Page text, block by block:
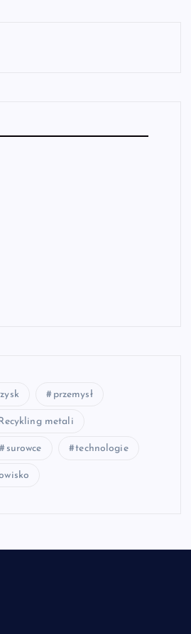
przemysł
Recykling metali
surowce technologie